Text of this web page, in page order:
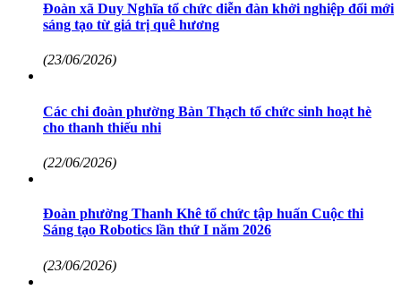
Đoàn xã Duy Nghĩa tổ chức diễn đàn khởi nghiệp đổi mới
sáng tạo từ giá trị quê hương
(23/06/2026)
Các chi đoàn phường Bàn Thạch tổ chức sinh hoạt hè
cho thanh thiếu nhi
(22/06/2026)
Đoàn phường Thanh Khê tổ chức tập huấn Cuộc thi
Sáng tạo Robotics lần thứ I năm 2026
(23/06/2026)